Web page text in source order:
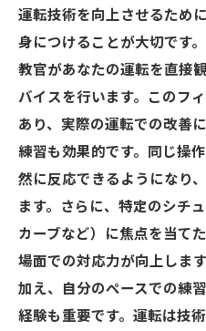
運転技術をさらに向
プ
運転技術を向上させるため
身につけることが大切です
教官があなたの運転を直接
バイスを行います。このフ
あり、実際の運転での改善
練習も効果的です。同じ操
然に反応できるようになり
ます。さらに、特定のシチ
カーブなど）に焦点を当て
場面での対応力が向上しま
加え、自分のペースでの練
経験も重要です。運転は技